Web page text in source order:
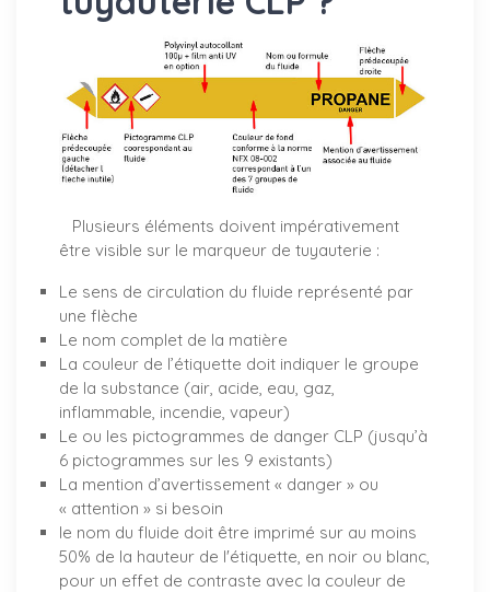
Plusieurs éléments doivent impérativement
être visible sur le marqueur de tuyauterie :
Le sens de circulation du fluide représenté par
une flèche
Le nom complet de la matière
La couleur de l’étiquette doit indiquer le groupe
de la substance (air, acide, eau, gaz,
inflammable, incendie, vapeur)
Le ou les pictogrammes de danger CLP (jusqu’à
6 pictogrammes sur les 9 existants)
La mention d’avertissement « danger » ou
« attention » si besoin
le nom du fluide doit être imprimé sur au moins
50% de la hauteur de l'étiquette, en noir ou blanc,
pour un effet de contraste avec la couleur de